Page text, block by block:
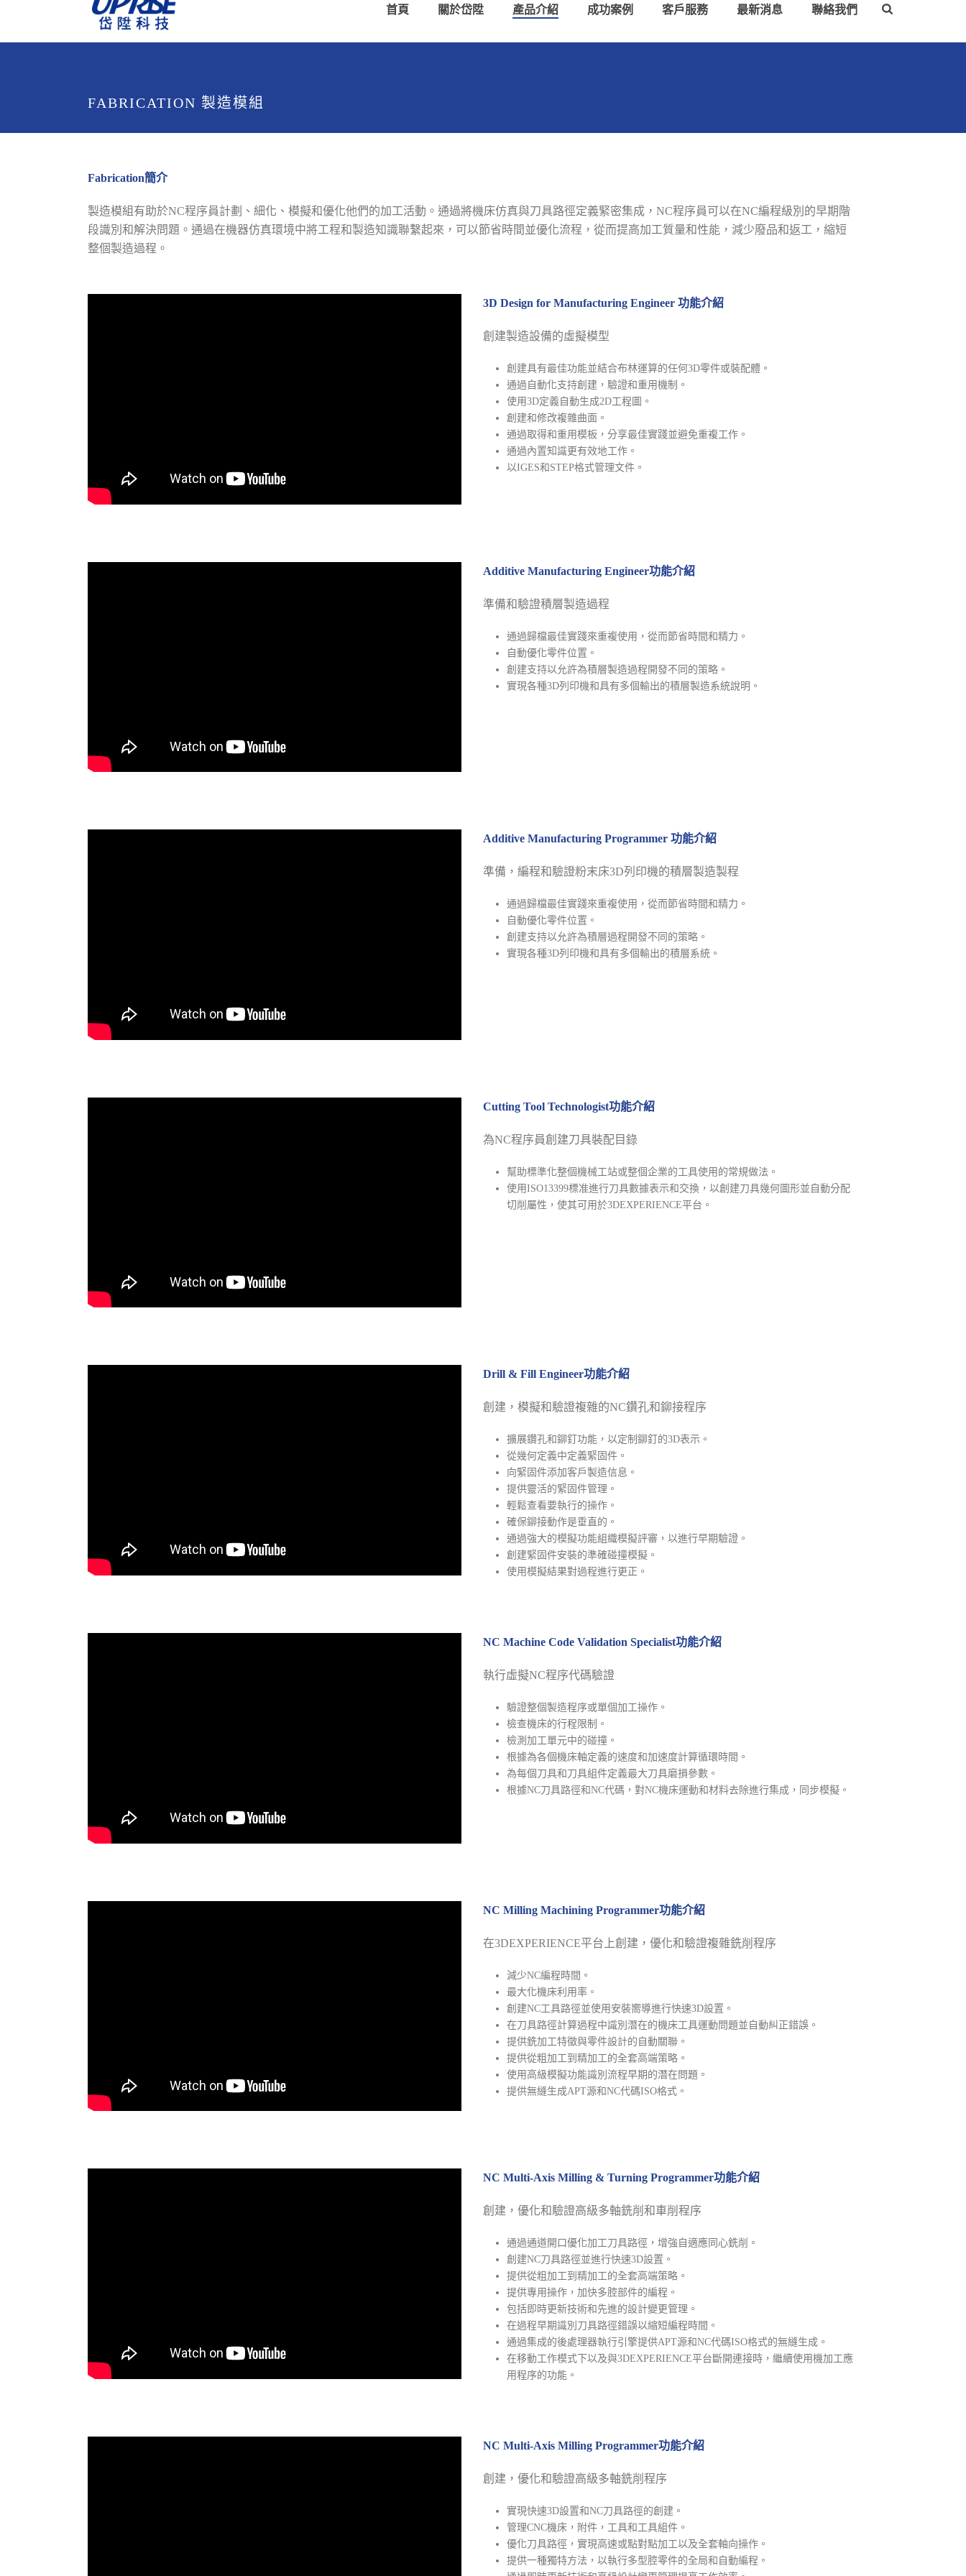
首頁 關於岱陞 產品介紹 成功案例 客戶服務 最新消息 聯絡我們
FABRICATION 製造模組
Fabrication簡介
製造模組有助於NC程序員計劃、細化、模擬和優化他們的加工活動。通過將機床仿真與刀具路徑定義緊密集成，NC程序員可以在NC編程級別的早期階
段識別和解決問題。通過在機器仿真環境中將工程和製造知識聯繫起來，可以節省時間並優化流程，從而提高加工質量和性能，減少廢品和返工，縮短
整個製造過程。
3D Design for Manufacturing Engineer 功能介紹
創建製造設備的虛擬模型
創建具有最佳功能並結合布林運算的任何3D零件或裝配體。
通過自動化支持創建，驗證和重用機制。
使用3D定義自動生成2D工程圖。
創建和修改複雜曲面。
通過取得和重用模板，分享最佳實踐並避免重複工作。
通過內置知識更有效地工作。
以IGES和STEP格式管理文件。
Additive Manufacturing Engineer功能介紹
準備和驗證積層製造過程
通過歸檔最佳實踐來重複使用，從而節省時間和精力。
自動優化零件位置。
創建支持以允許為積層製造過程開發不同的策略。
實現各種3D列印機和具有多個輸出的積層製造系統說明。
Additive Manufacturing Programmer 功能介紹
準備，編程和驗證粉末床3D列印機的積層製造製程
通過歸檔最佳實踐來重複使用，從而節省時間和精力。
自動優化零件位置。
創建支持以允許為積層過程開發不同的策略。
實現各種3D列印機和具有多個輸出的積層系統。
Cutting Tool Technologist功能介紹
為NC程序員創建刀具裝配目錄
幫助標準化整個機械工站或整個企業的工具使用的常規做法。
使用ISO13399標准進行刀具數據表示和交換，以創建刀具幾何圖形並自動分配
切削屬性，使其可用於3DEXPERIENCE平台。
Drill & Fill Engineer功能介紹
創建，模擬和驗證複雜的NC鑽孔和鉚接程序
擴展鑽孔和鉚釘功能，以定制鉚釘的3D表示。
從幾何定義中定義緊固件。
向緊固件添加客戶製造信息。
提供靈活的緊固件管理。
輕鬆查看要執行的操作。
確保鉚接動作是垂直的。
通過強大的模擬功能組織模擬評審，以進行早期驗證。
創建緊固件安裝的準確碰撞模擬。
使用模擬結果對過程進行更正。
NC Machine Code Validation Specialist功能介紹
執行虛擬NC程序代碼驗證
驗證整個製造程序或單個加工操作。
檢查機床的行程限制。
檢測加工單元中的碰撞。
根據為各個機床軸定義的速度和加速度計算循環時間。
為每個刀具和刀具組件定義最大刀具磨損參數。
根據NC刀具路徑和NC代碼，對NC機床運動和材料去除進行集成，同步模擬。
NC Milling Machining Programmer功能介紹
在3DEXPERIENCE平台上創建，優化和驗證複雜銑削程序
減少NC編程時間。
最大化機床利用率。
創建NC工具路徑並使用安裝嚮導進行快速3D設置。
在刀具路徑計算過程中識別潛在的機床工具運動問題並自動糾正錯誤。
提供銑加工特徵與零件設計的自動關聯。
提供從粗加工到精加工的全套高端策略。
使用高級模擬功能識別流程早期的潛在問題。
提供無縫生成APT源和NC代碼ISO格式。
NC Multi-Axis Milling & Turning Programmer功能介紹
創建，優化和驗證高級多軸銑削和車削程序
通過通道開口優化加工刀具路徑，增強自適應同心銑削。
創建NC刀具路徑並進行快速3D設置。
提供從粗加工到精加工的全套高端策略。
提供專用操作，加快多腔部件的編程。
包括即時更新技術和先進的設計變更管理。
在過程早期識別刀具路徑錯誤以縮短編程時間。
通過集成的後處理器執行引擎提供APT源和NC代碼ISO格式的無縫生成。
在移動工作模式下以及與3DEXPERIENCE平台斷開連接時，繼續使用機加工應
用程序的功能。
NC Multi-Axis Milling Programmer功能介紹
創建，優化和驗證高級多軸銑削程序
實現快速3D設置和NC刀具路徑的創建。
管理CNC機床，附件，工具和工具組件。
優化刀具路徑，實現高速或點對點加工以及全套軸向操作。
提供一種獨特方法，以執行多型腔零件的全局和自動編程。